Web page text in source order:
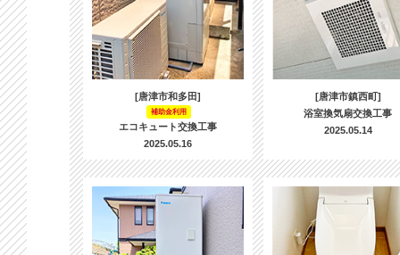
[唐津市和多田]
補助金利用
エコキュート交換工事
2025.05.16
[唐津市鎮西町]
浴室換気扇交換工事
2025.05.14